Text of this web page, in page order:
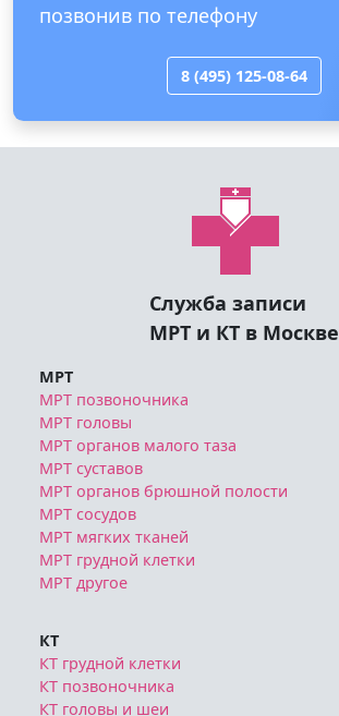
позвонив по телефону
8 (495) 125-08-64
Служба записи
МРТ и КТ в Москве
МРТ
МРТ позвоночника
МРТ головы
МРТ органов малого таза
МРТ суставов
МРТ органов брюшной полости
МРТ сосудов
МРТ мягких тканей
МРТ грудной клетки
МРТ другое
КТ
КТ грудной клетки
КТ позвоночника
КТ головы и шеи